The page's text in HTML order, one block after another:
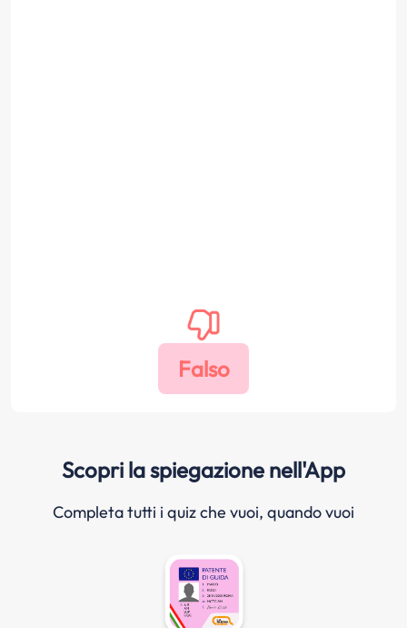
Scopri la spiegazione nell'App
Completa tutti i quiz che vuoi, quando vuoi